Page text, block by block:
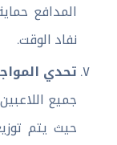
المدافع
نفاد الوقت.
تحدي
جميع
حيث يتم